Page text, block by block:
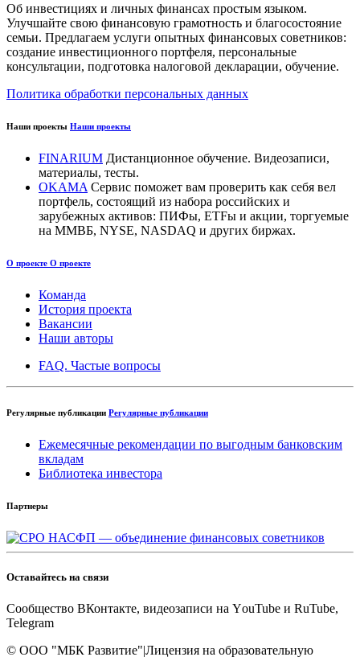
Об инвестициях и личных финансах простым языком.
Улучшайте свою финансовую грамотность и благосостояние
семьи. Предлагаем услуги опытных финансовых советников:
создание инвестиционного портфеля, персональные
консультации, подготовка налоговой декларации, обучение.
Политика обработки персональных данных
Наши проекты Наши проекты
FINARIUM Дистанционное обучение. Видеозаписи,
материалы, тесты.
OKAMA Сервис поможет вам проверить как себя вел
портфель, состоящий из набора российских и
зарубежных активов: ПИФы, ETFы и акции, торгуемые
на ММВБ, NYSE, NASDAQ и других биржах.
О проекте О проекте
Команда
История проекта
Вакансии
Наши авторы
FAQ. Частые вопросы
Регулярные публикации Регулярные публикации
Ежемесячные рекомендации по выгодным банковским
вкладам
Библиотека инвестора
Партнеры
Оставайтесь на связи
Cообщество ВКонтакте, видеозаписи на YоuTube и RuTube,
Telegram
© OOO "МБК Развитие"|Лицензия на образовательную